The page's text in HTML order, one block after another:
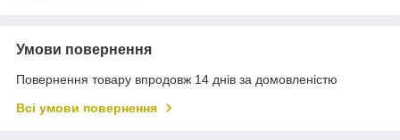
Умови повернення
Повернення товару впродовж 14 днів за домовленістю
Всі умови повернення